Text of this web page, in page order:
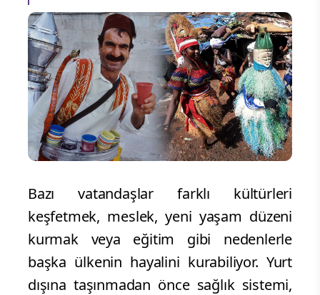
Bazı vatandaşlar farklı kültürleri
keşfetmek, meslek, yeni yaşam düzeni
kurmak veya eğitim gibi nedenlerle
başka ülkenin hayalini kurabiliyor. Yurt
dışına taşınmadan önce sağlık sistemi,